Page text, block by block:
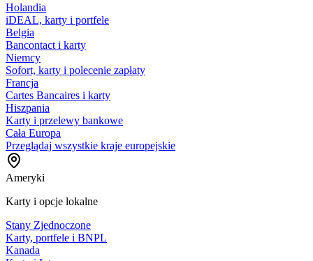
Holandia
iDEAL, karty i portfele
Belgia
Bancontact i karty
Niemcy
Sofort, karty i polecenie zapłaty
Francja
Cartes Bancaires i karty
Hiszpania
Karty i przelewy bankowe
Cała Europa
Przeglądaj wszystkie kraje europejskie
Ameryki
Karty i opcje lokalne
Stany Zjednoczone
Karty, portfele i BNPL
Kanada